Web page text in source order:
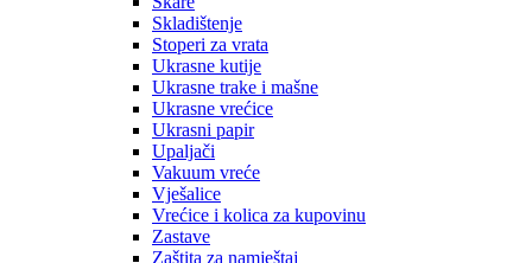
Skladištenje
Stoperi za vrata
Ukrasne kutije
Ukrasne trake i mašne
Ukrasne vrećice
Ukrasni papir
Upaljači
Vakuum vreće
Vješalice
Vrećice i kolica za kupovinu
Zastave
Zaštita za namještaj